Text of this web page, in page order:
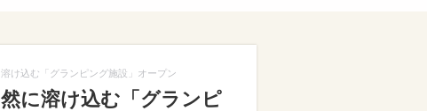
け込む「グランピング施設」オープン
に溶け込む「グランピ